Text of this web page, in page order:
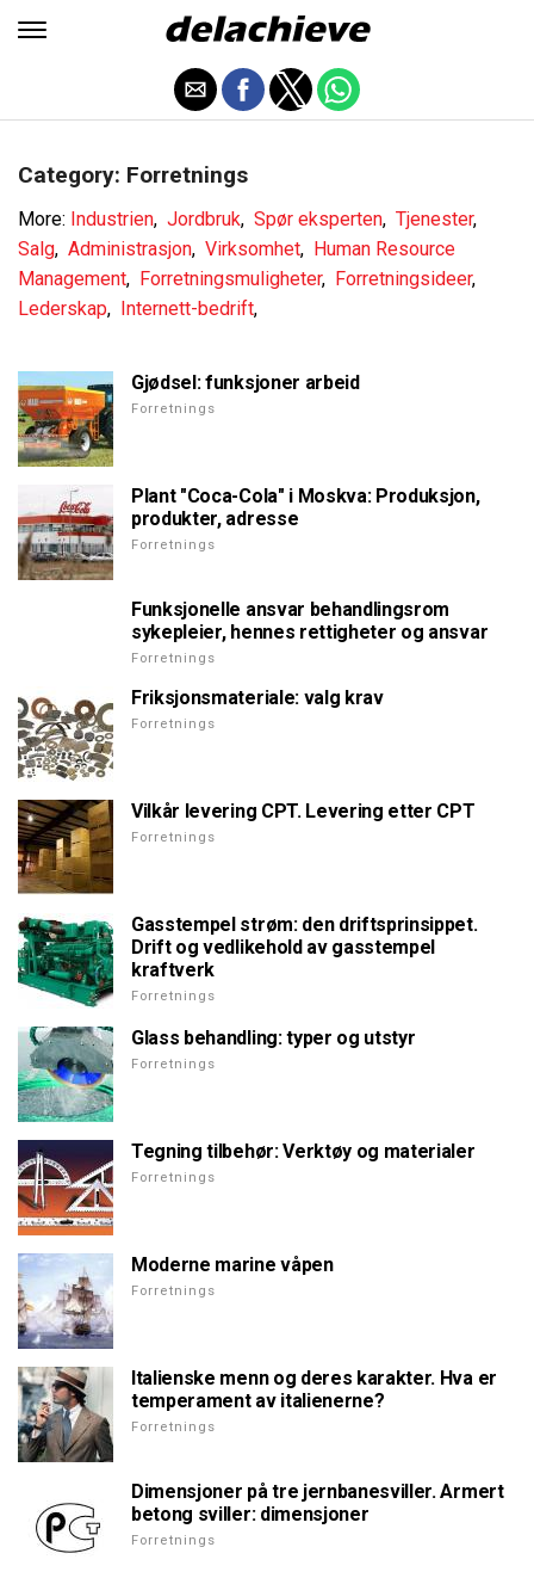
Category: Forretnings
More: Industrien, Jordbruk, Spør eksperten, Tjenester,
Salg, Administrasjon, Virksomhet, Human Resource
Management, Forretningsmuligheter, Forretningsideer,
Lederskap, Internett-bedrift,
Gjødsel: funksjoner arbeid
Forretnings
Plant "Coca-Cola" i Moskva: Produksjon,
produkter, adresse
Forretnings
Funksjonelle ansvar behandlingsrom
sykepleier, hennes rettigheter og ansvar
Forretnings
Friksjonsmateriale: valg krav
Forretnings
Vilkår levering CPT. Levering etter CPT
Forretnings
Gasstempel strøm: den driftsprinsippet.
Drift og vedlikehold av gasstempel
kraftverk
Forretnings
Glass behandling: typer og utstyr
Forretnings
Tegning tilbehør: Verktøy og materialer
Forretnings
Moderne marine våpen
Forretnings
Italienske menn og deres karakter. Hva er
temperament av italienerne?
Forretnings
Dimensjoner på tre jernbanesviller. Armert
betong sviller: dimensjoner
Forretnings